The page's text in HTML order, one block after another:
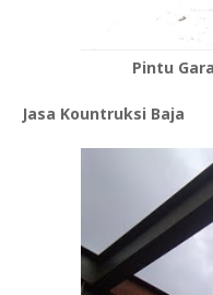
Pintu
Jasa Kountruksi Baja